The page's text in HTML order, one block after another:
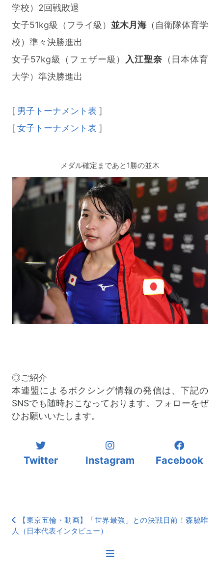
学校）2回戦敗退
女子51kg級（フライ級） 並木月海 （自衛隊体育学
校）準々決勝進出
女子57kg級（フェザー級）
入江聖奈 （日本体育
大学）準決勝進出
[ 男子トーナメント表 ]
[ 女子トーナメント表 ]
メダル確定まであと1勝の並木
◎ご紹介
本連盟によるボクシング情報の発信は、下記の
SNSでも随時おこなっております。フォローをぜ
ひお願いいたします。
Twitter Instagram Facebook
【東京五輪・動画】「世界最強」との決戦目前！森脇唯
人（日本代表インタビュー）